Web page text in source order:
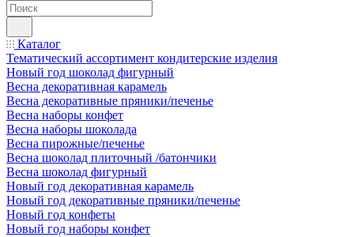
Каталог
Тематический ассортимент кондитерские изделия
Новый год шоколад фигурный
Весна декоративная карамель
Весна декоративные пряники/печенье
Весна наборы конфет
Весна наборы шоколада
Весна пирожные/печенье
Весна шоколад плиточный /батончики
Весна шоколад фигурный
Новый год декоративная карамель
Новый год декоративные пряники/печенье
Новый год конфеты
Новый год наборы конфет